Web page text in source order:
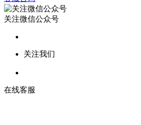
关注微信公众号
关注我们
在线客服